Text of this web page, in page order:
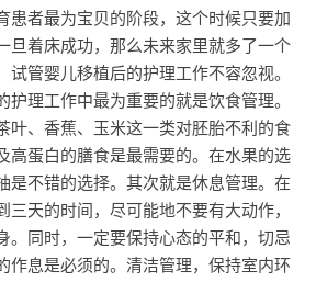
患者最为宝贝的阶段，这个时候只要加
旦着床成功，那么未来家里就多了一个
试管婴儿移植后的护理工作不容忽视。
护理工作中最为重要的就是饮食管理。
叶、香蕉、玉米这一类对胚胎不利的食
高蛋白的膳食是最需要的。在水果的选
是不错的选择。其次就是休息管理。在
三天的时间，尽可能地不要有大动作，
。同时，一定要保持心态的平和，切忌
作息是必须的。清洁管理，保持室内环